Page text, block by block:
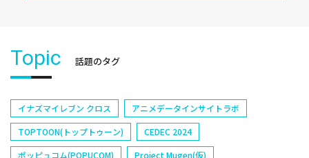
Topic 話題のタグ
イナズマイレブン クロス
アニメデータインサイトラボ
TOPTOON(トップトゥーン)
CEDEC 2024
ポッピュコム(POPUCOM)
Project Mugen(仮)